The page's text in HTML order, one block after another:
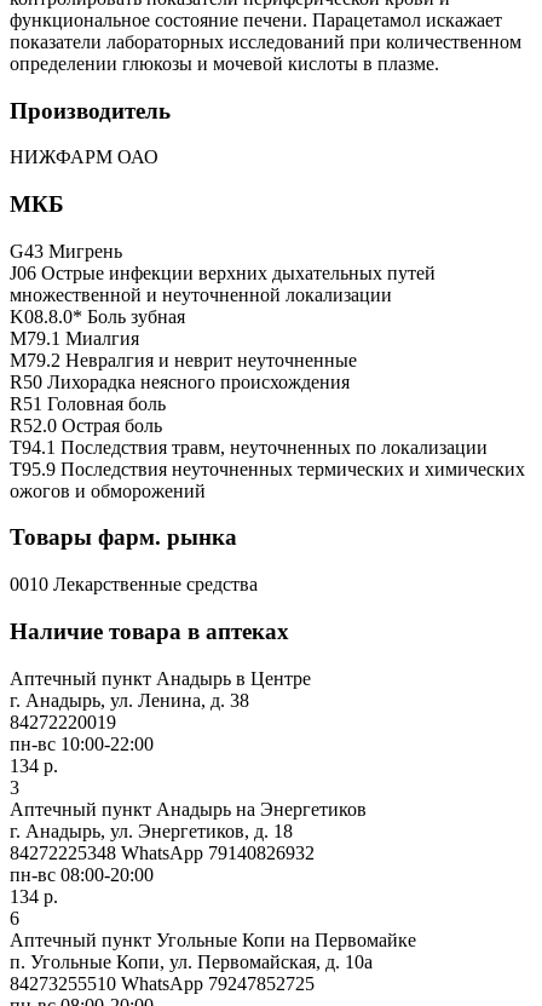
функциональное состояние печени. Парацетамол искажает
показатели лабораторных исследований при количественном
определении глюкозы и мочевой кислоты в плазме.
Производитель
НИЖФАРМ ОАО
МКБ
G43 Мигрень
J06 Острые инфекции верхних дыхательных путей
множественной и неуточненной локализации
K08.8.0* Боль зубная
M79.1 Миалгия
M79.2 Невралгия и неврит неуточненные
R50 Лихорадка неясного происхождения
R51 Головная боль
R52.0 Острая боль
T94.1 Последствия травм, неуточненных по локализации
T95.9 Последствия неуточненных термических и химических
ожогов и обморожений
Товары фарм. рынка
0010 Лекарственные средства
Наличие товара в аптеках
Аптечный пункт Анадырь в Центре
г. Анадырь, ул. Ленина, д. 38
84272220019
пн-вс 10:00-22:00
134 р.
3
Аптечный пункт Анадырь на Энергетиков
г. Анадырь, ул. Энергетиков, д. 18
84272225348 WhatsApp 79140826932
пн-вс 08:00-20:00
134 р.
6
Аптечный пункт Угольные Копи на Первомайке
п. Угольные Копи, ул. Первомайская, д. 10а
84273255510 WhatsApp 79247852725